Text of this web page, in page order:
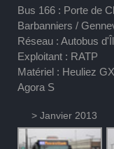
Bus 166 : Porte de
Barbanniers /
Réseau : Autobus
Exploitant : RATP
Matériel : Heuliez
Agora S
> Janvier 2013